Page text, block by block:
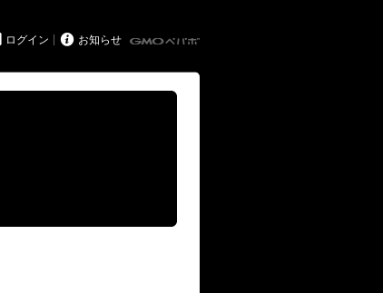
ログイン  お知らせ